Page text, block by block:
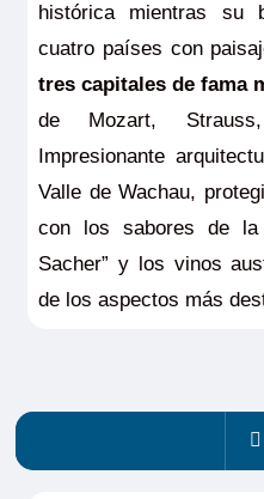
histórica mientras su
cuatro países con
tres capitales de fama
de Mozart,
Impresionante
Valle de Wachau,
con los sabores de la
Sacher” y los vinos
de los aspectos más